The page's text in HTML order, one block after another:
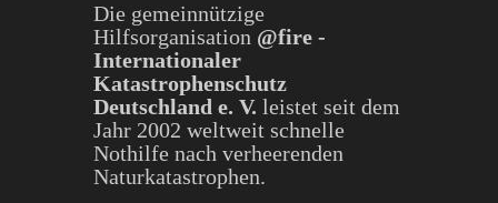
Die gemeinnützige
Hilfsorganisation @fire -
Internationaler
Katastrophenschutz
Deutschland e. V. leistet seit dem
Jahr 2002 weltweit schnelle
Nothilfe nach verheerenden
Naturkatastrophen.